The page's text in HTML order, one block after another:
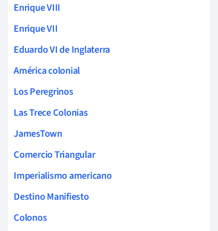
Enrique VIII
Enrique VII
Eduardo VI de Inglaterra
América colonial
Los Peregrinos
Las Trece Colonias
JamesTown
Comercio Triangular
Imperialismo americano
Destino Manifiesto
Colonos